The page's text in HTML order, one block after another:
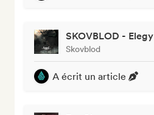
SKOVBLOD - Elegy
Skovblod
A écrit un article